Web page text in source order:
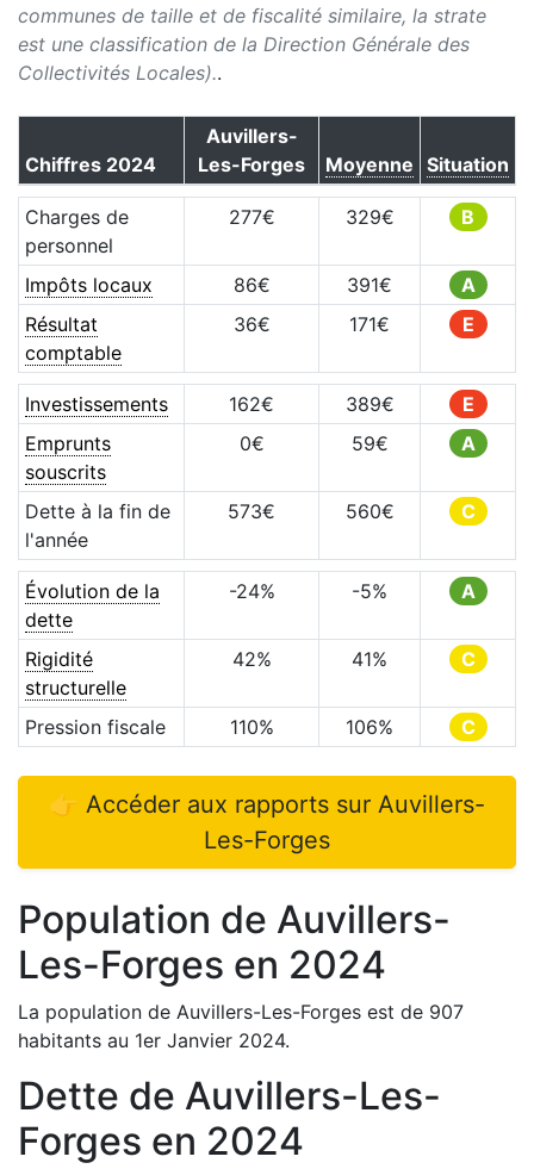
communes de taille et de fiscalité similaire, la strate
est une classification de la Direction Générale des
Collectivités Locales)..
Chiffres 2024
Auvillers-
Les-Forges
Moyenne Situation
Charges de
personnel
277€ 329€ B
Impôts locaux 86€ 391€
A
Résultat
comptable
36€ 171€ E
Investissements 162€ 389€
E
Emprunts
souscrits
0€ 59€ A
Dette à la fin de
l'année
573€ 560€ C
Évolution de la
dette
-24% -5% A
Rigidité
structurelle
42% 41% C
Pression fiscale 110% 106% C
👉 Accéder aux rapports sur Auvillers-
Les-Forges
Population de Auvillers-
Les-Forges en 2024
La population de Auvillers-Les-Forges est de 907
habitants au 1er Janvier 2024.
Dette de Auvillers-Les-
Forges en 2024